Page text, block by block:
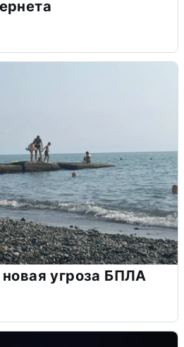
угроза БПЛА